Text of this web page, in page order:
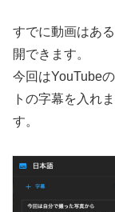
すでに動画はあ
開できます。
今回はYouTube
トの字幕を入れ
す。